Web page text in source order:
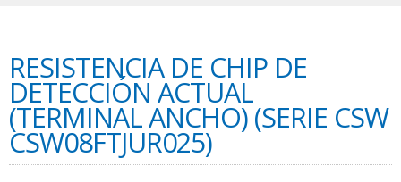
RESISTENCIA DE CHIP DE
DETECCIÓN ACTUAL
(TERMINAL ANCHO) (SERIE CSW
CSW08FTJUR025)